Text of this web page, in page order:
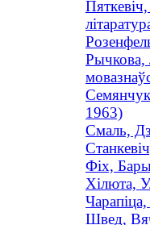
Рычкова,
1963)
Смаль,
Фіх,
Хілюта,
Швед,